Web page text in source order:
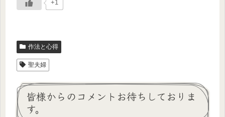
+1
作法と心得
聖夫婦
皆様からのコメントお待ちしておりま
す。